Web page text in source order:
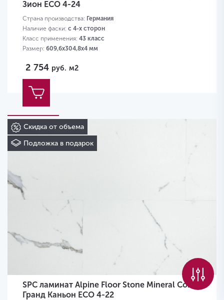
Зион ECO 4-24
Страна производства: Германия
Наличие фаски: с 4-х сторон
Класс применения: 43 класс
Размер: 609,6х304,8х4 мм
2 754 руб. м2
Скидка от объема
Подложка в подарок
SPC ламинат Alpine Floor Stone Mineral Core
Гранд Каньон ECO 4-22